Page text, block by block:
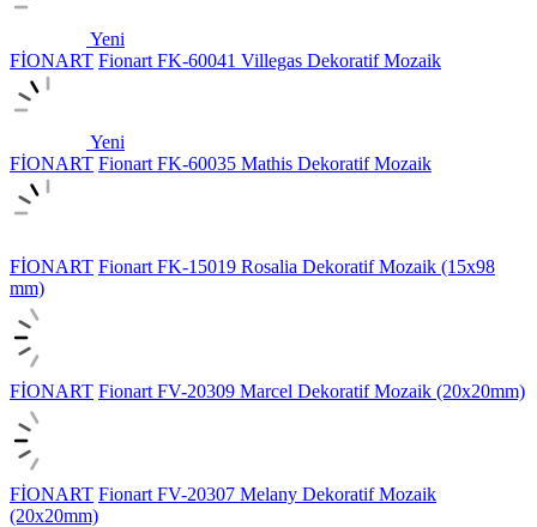
Yeni
FİONART Fionart FK-60041 Villegas Dekoratif Mozaik
Yeni
FİONART Fionart FK-60035 Mathis Dekoratif Mozaik
FİONART Fionart FK-15019 Rosalia Dekoratif Mozaik (15x98
mm)
FİONART Fionart FV-20309 Marcel Dekoratif Mozaik (20x20mm)
FİONART Fionart FV-20307 Melany Dekoratif Mozaik
(20x20mm)